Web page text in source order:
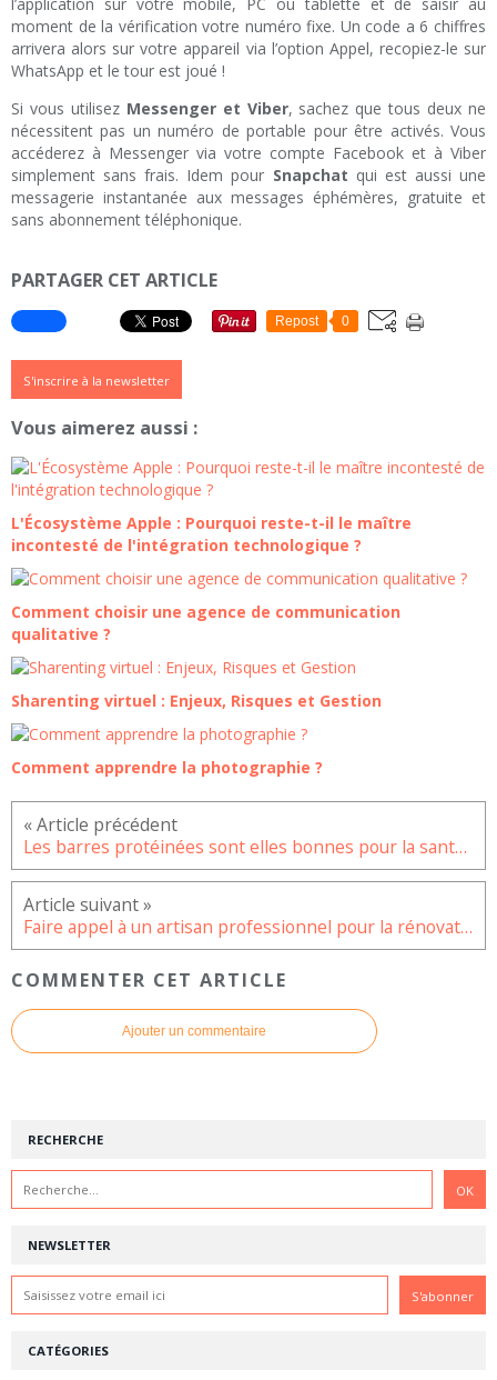
moment de la vérification votre numéro fixe. Un code a 6 chiffres
arrivera alors sur votre appareil via l’option Appel, recopiez-le sur
WhatsApp et le tour est joué !
Si vous utilisez Messenger et Viber, sachez que tous deux ne
nécessitent pas un numéro de portable pour être activés. Vous
accéderez à Messenger via votre compte Facebook et à Viber
simplement sans frais. Idem pour Snapchat qui est aussi une
messagerie instantanée aux messages éphémères, gratuite et
sans abonnement téléphonique.
PARTAGER CET ARTICLE
Repost 0
S'inscrire à la newsletter
Vous aimerez aussi :
L'Écosystème Apple : Pourquoi reste-t-il le maître
incontesté de l'intégration technologique ?
Comment choisir une agence de communication
qualitative ?
Sharenting virtuel : Enjeux, Risques et Gestion
Comment apprendre la photographie ?
Les barres protéinées sont elles bonnes pour la santé ?
Faire appel à un artisan professionnel pour la rénovation de la plomberie de sa maison
COMMENTER CET ARTICLE
Ajouter un commentaire
NEWSLETTER
RECHERCHE
CATÉGORIES